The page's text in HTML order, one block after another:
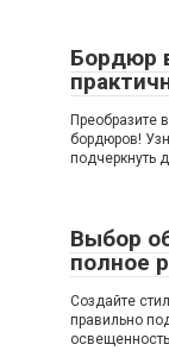
Бордюр
Преобразите
бордюров!
подчеркнуть
Выбор
полное
Создайте
правильно